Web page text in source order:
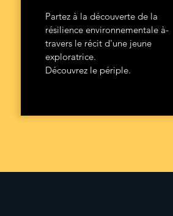
Partez à la découverte de la
résilience environnementale à-
travers le récit d'une jeune
exploratrice.
Découvrez le périple.